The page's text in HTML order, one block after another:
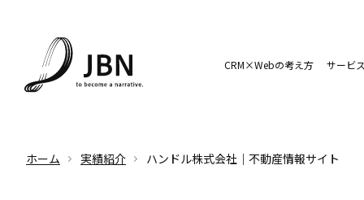
CRM×Webの考え方 サービ
ホーム 実績紹介 ハンドル株式会社｜不動産情報サイト